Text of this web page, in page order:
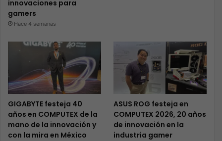
innovaciones para
gamers
Hace 4 semanas
GIGABYTE festeja 40
años en COMPUTEX de la
mano de la innovación y
con la mira en México
ASUS ROG festeja en
COMPUTEX 2026, 20 años
de innovación en la
industria gamer